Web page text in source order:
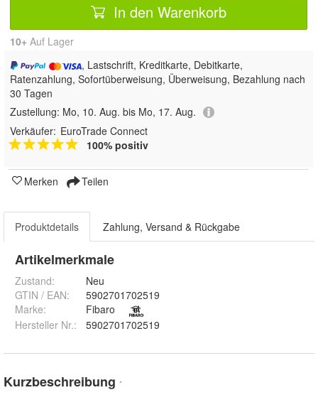
In den Warenkorb
10+ Auf Lager
, Lastschrift, Kreditkarte, Debitkarte,
Ratenzahlung, Sofortüberweisung, Überweisung, Bezahlung nach
30 Tagen
Zustellung: Mo, 10. Aug. bis Mo, 17. Aug.
Verkäufer: EuroTrade Connect
100% positiv
Merken Teilen
Produktdetails Zahlung, Versand & Rückgabe
Artikelmerkmale
Zustand:
Neu
GTIN / EAN:
5902701702519
Marke:
Fibaro
Hersteller Nr.:
5902701702519
Kurzbeschreibung *